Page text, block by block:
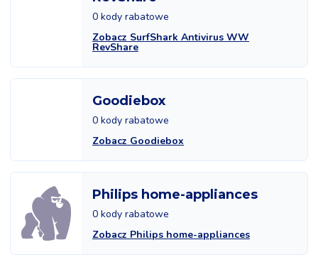
0 kody rabatowe
Zobacz SurfShark Antivirus WW
RevShare
Goodiebox
0 kody rabatowe
Zobacz Goodiebox
Philips home-appliances
0 kody rabatowe
Zobacz Philips home-appliances